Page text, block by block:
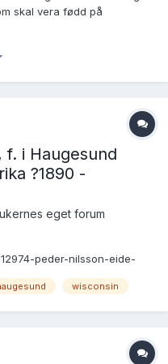
skal vera fødd på
WI våren 1863 (vigsli ikkje
f. i Haugesund
?1890 -
eget forum
peder-nilsson-eide-
frå-haugesund-
wisconsin